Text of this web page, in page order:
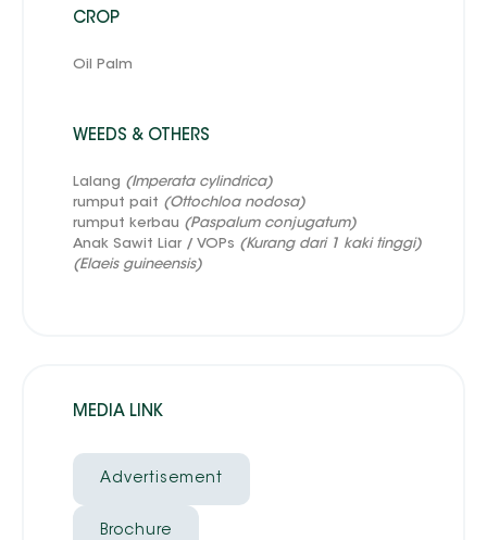
CROP
Oil Palm
WEEDS & OTHERS
Lalang (Imperata cylindrica)
rumput pait (Ottochloa nodosa)
rumput kerbau (Paspalum conjugatum)
Anak Sawit Liar / VOPs (Kurang dari 1 kaki tinggi)
(Elaeis guineensis)
MEDIA LINK
Advertisement
Brochure